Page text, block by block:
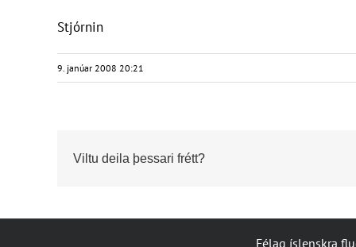
Stjórnin
9. janúar 2008 20:21
Viltu deila þessari frétt?
Félag íslenskra